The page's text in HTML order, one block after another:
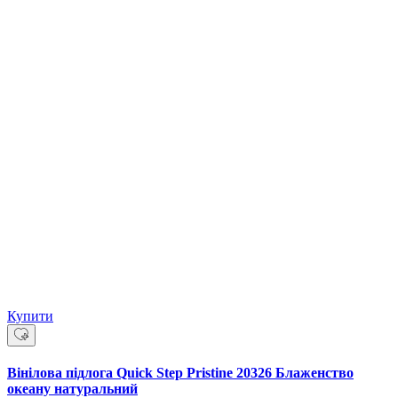
Купити
Вінілова підлога Quick Step Pristine 20326 Блаженство
океану натуральний